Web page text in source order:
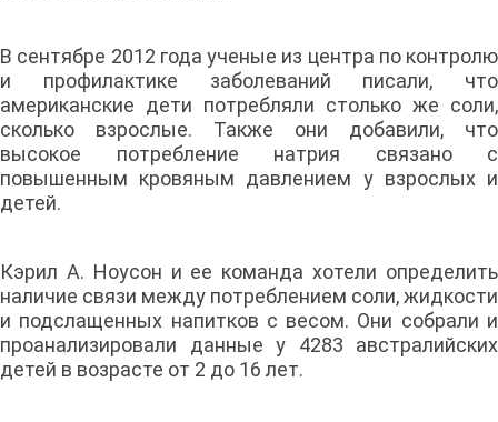
В сентябре 2012 года ученые из центра по контролю
и профилактике заболеваний писали, что
американские дети потребляли столько же соли,
сколько взрослые. Также они добавили, что
высокое потребление натрия связано с
повышенным кровяным давлением у взрослых и
детей.
Кэрил А. Ноусон и ее команда хотели определить
наличие связи между потреблением соли, жидкости
и подслащенных напитков с весом. Они собрали и
проанализировали данные у 4283 австралийских
детей в возрасте от 2 до 16 лет.